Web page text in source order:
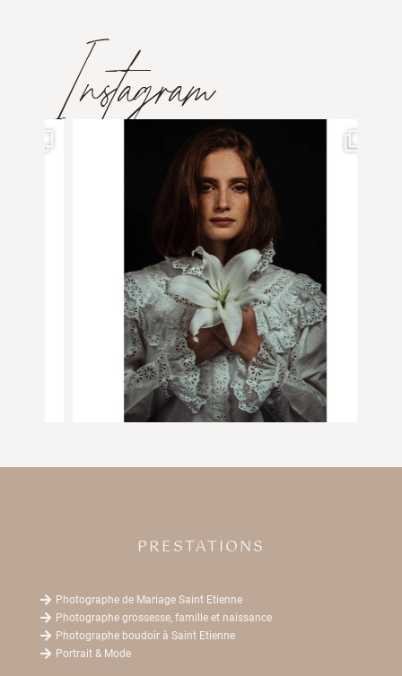
Instagram
PRESTATIONS
 Photographe de Mariage Saint Etienne
 Photographe grossesse, famille et naissance
 Photographe boudoir à Saint Etienne
 Portrait & Mode